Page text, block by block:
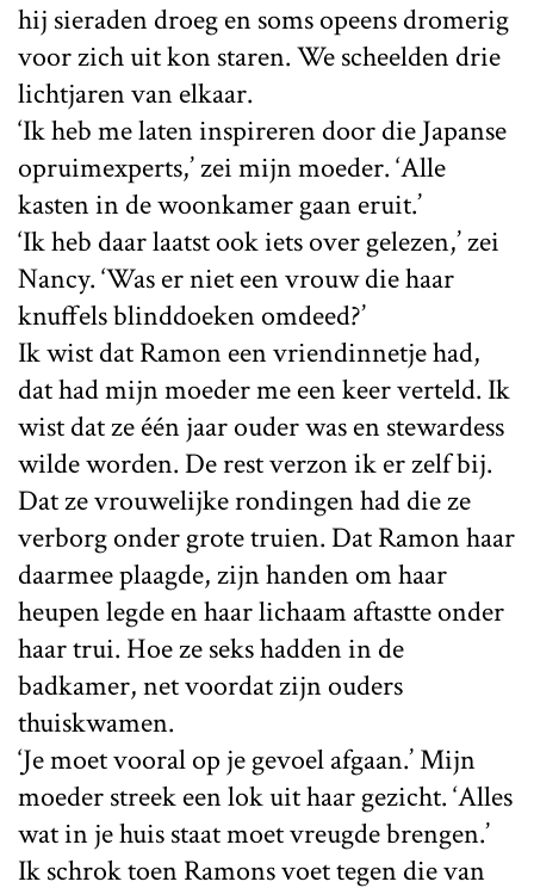
hij sieraden droeg en soms opeens dromerig
voor zich uit kon staren. We scheelden drie
lichtjaren van elkaar.
‘Ik heb me laten inspireren door die Japanse
opruimexperts,’ zei mijn moeder. ‘Alle
kasten in de woonkamer gaan eruit.’
‘Ik heb daar laatst ook iets over gelezen,’ zei
Nancy. ‘Was er niet een vrouw die haar
knuffels blinddoeken omdeed?’
Ik wist dat Ramon een vriendinnetje had,
dat had mijn moeder me een keer verteld. Ik
wist dat ze één jaar ouder was en stewardess
wilde worden. De rest verzon ik er zelf bij.
Dat ze vrouwelijke rondingen had die ze
verborg onder grote truien. Dat Ramon haar
daarmee plaagde, zijn handen om haar
heupen legde en haar lichaam aftastte onder
haar trui. Hoe ze seks hadden in de
badkamer, net voordat zijn ouders
thuiskwamen.
‘Je moet vooral op je gevoel afgaan.’ Mijn
moeder streek een lok uit haar gezicht. ‘Alles
wat in je huis staat moet vreugde brengen.’
Ik schrok toen Ramons voet tegen die van